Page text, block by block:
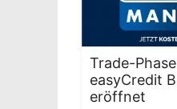
Trade-
easyCredit
eröffnet